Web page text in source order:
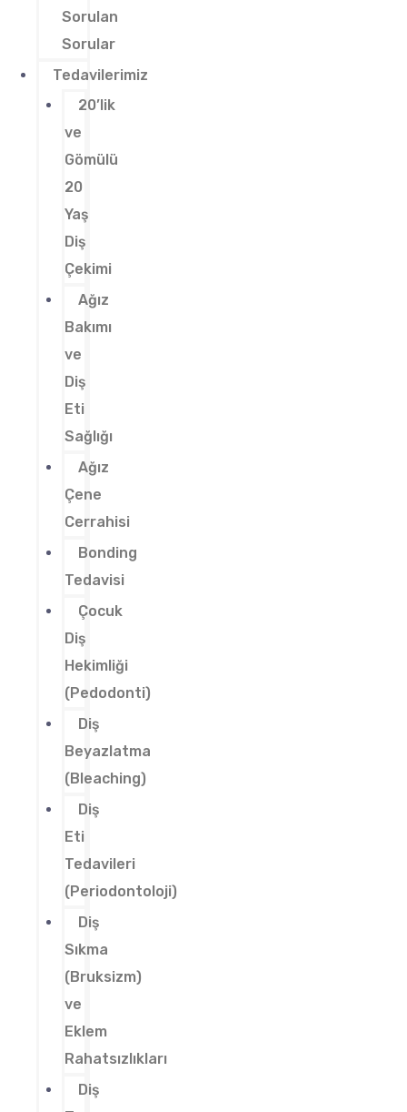
Sorulan
Sorular
Tedavilerimiz
20’lik
ve
Gömülü
20
Yaş
Diş
Çekimi
Ağız
Bakımı
ve
Diş
Eti
Sağlığı
Ağız
Çene
Cerrahisi
Bonding
Tedavisi
Çocuk
Diş
Hekimliği
(Pedodonti)
Diş
Beyazlatma
(Bleaching)
Diş
Eti
Tedavileri
(Periodontoloji)
Diş
Sıkma
(Bruksizm)
ve
Eklem
Rahatsızlıkları
Diş